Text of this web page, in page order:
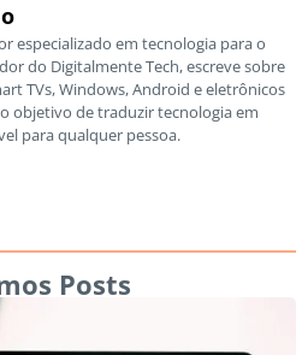
especializado em tecnologia para o
do Digitalmente Tech, escreve sobre
TVs, Windows, Android e eletrônicos
objetivo de traduzir tecnologia em
para qualquer pessoa.
Posts